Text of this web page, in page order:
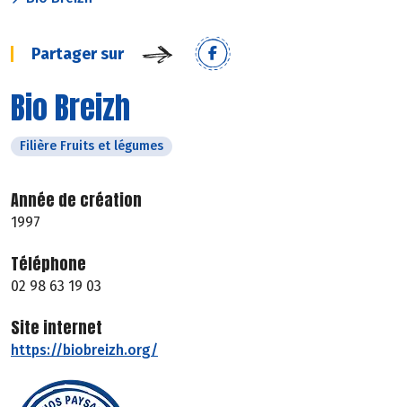
Partager sur
Bio Breizh
Filière Fruits et légumes
Année de création
1997
Téléphone
02 98 63 19 03
Site internet
https://biobreizh.org/